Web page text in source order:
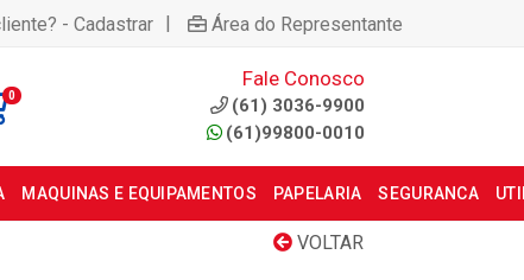
- Cadastrar | Área do Representante
0
Fale Conosco
(61) 3036-9900
(61)99800-0010
MAQUINAS E EQUIPAMENTOS PAPELARIA SEGURANCA
VOLTAR